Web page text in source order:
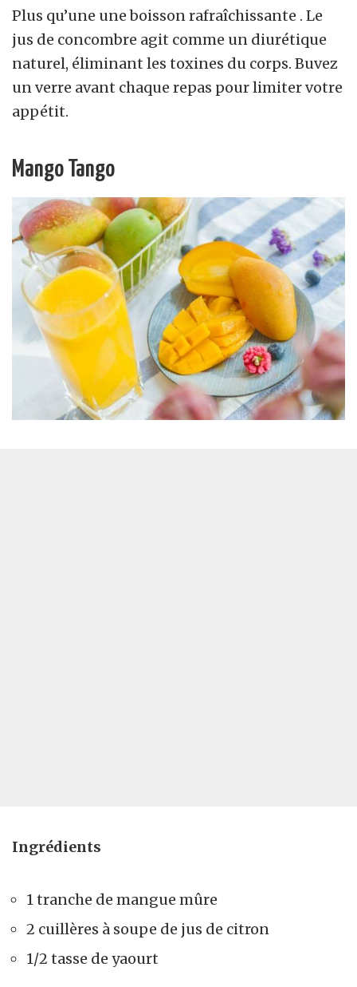
Plus qu’une une boisson rafraîchissante . Le
jus de concombre agit comme un diurétique
naturel, éliminant les toxines du corps. Buvez
un verre avant chaque repas pour limiter votre
appétit.
Mango Tango
Ingrédients
1 tranche de mangue mûre
2 cuillères à soupe de jus de citron
1/2 tasse de yaourt